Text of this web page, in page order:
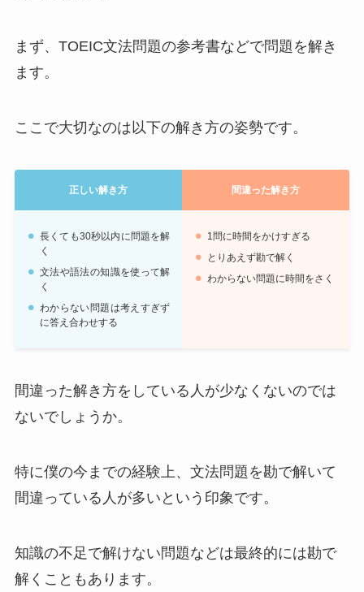
まず、TOEIC文法問題の参考書などで問題を解き
ます。
ここで大切なのは以下の解き方の姿勢です。
正しい解き方 間違った解き方
長くても30秒以内に問題を解
く
文法や語法の知識を使って解
く
わからない問題は考えすぎず
に答え合わせする
1問に時間をかけすぎる
とりあえず勘で解く
わからない問題に時間をさく
間違った解き方をしている人が少なくないのでは
ないでしょうか。
特に僕の今までの経験上、文法問題を勘で解いて
間違っている人が多いという印象です。
知識の不足で解けない問題などは最終的には勘で
解くこともあります。